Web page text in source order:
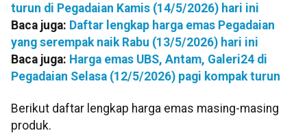
turun di Pegadaian Kamis (14/5/2026) hari ini
Baca juga: Daftar lengkap harga emas Pegadaian
yang serempak naik Rabu (13/5/2026) hari ini
Baca juga: Harga emas UBS, Antam, Galeri24 di
Pegadaian Selasa (12/5/2026) pagi kompak turun
Berikut daftar lengkap harga emas masing-masing
produk.